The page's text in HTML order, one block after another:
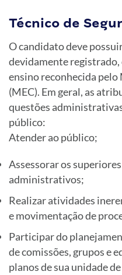
Técnico de
O candidato deve
devidamente
ensino reconhecida
(MEC). Em geral, as
questões
público:
Atender ao público;
Assessorar os
administrativos;
Realizar atividades
e movimentação de
Participar do
de comissões, grupos e
planos de sua unidade